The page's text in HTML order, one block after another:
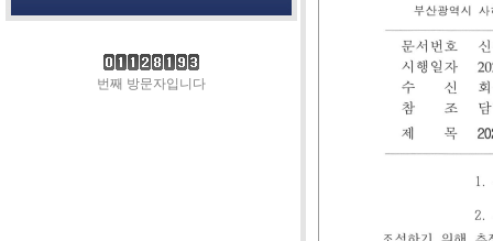
번째 방문자입니다